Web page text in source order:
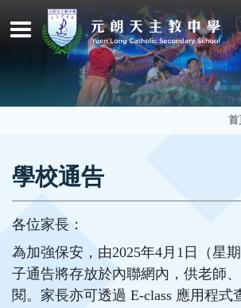
首
學校通告
各位家長：
為加強保安，由2025年4月1日（星
子通告將存放於內聯網內，供老師
閱。家長亦可透過 E-class 應用程式